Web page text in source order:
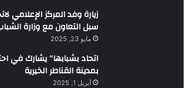
زيارة وفد المركز الإعلامي
سبل التعاون مع وزارة
مايو 23, 2025
اتحاد بشبابها” يشارك في
بمدينة القناطر الخيرية
أبريل 1, 2025